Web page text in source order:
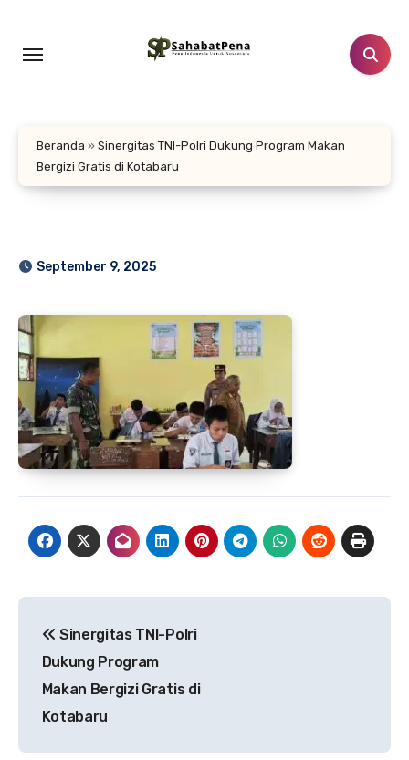
konten
Beranda » Sinergitas TNI-Polri Dukung Program Makan
Bergizi Gratis di Kotabaru
September 9, 2025
pos
Sinergitas TNI-Polri
Dukung Program
Makan Bergizi Gratis di
Kotabaru